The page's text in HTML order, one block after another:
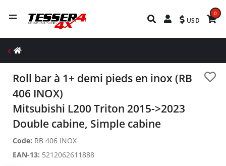
USD
0
Roll bar à 1+ demi pieds en inox (RB
406 INOX)
Mitsubishi L200 Triton 2015->2023
Double cabine, Simple cabine
Code: RB 406 INOX
EAN-13: 5212062611888